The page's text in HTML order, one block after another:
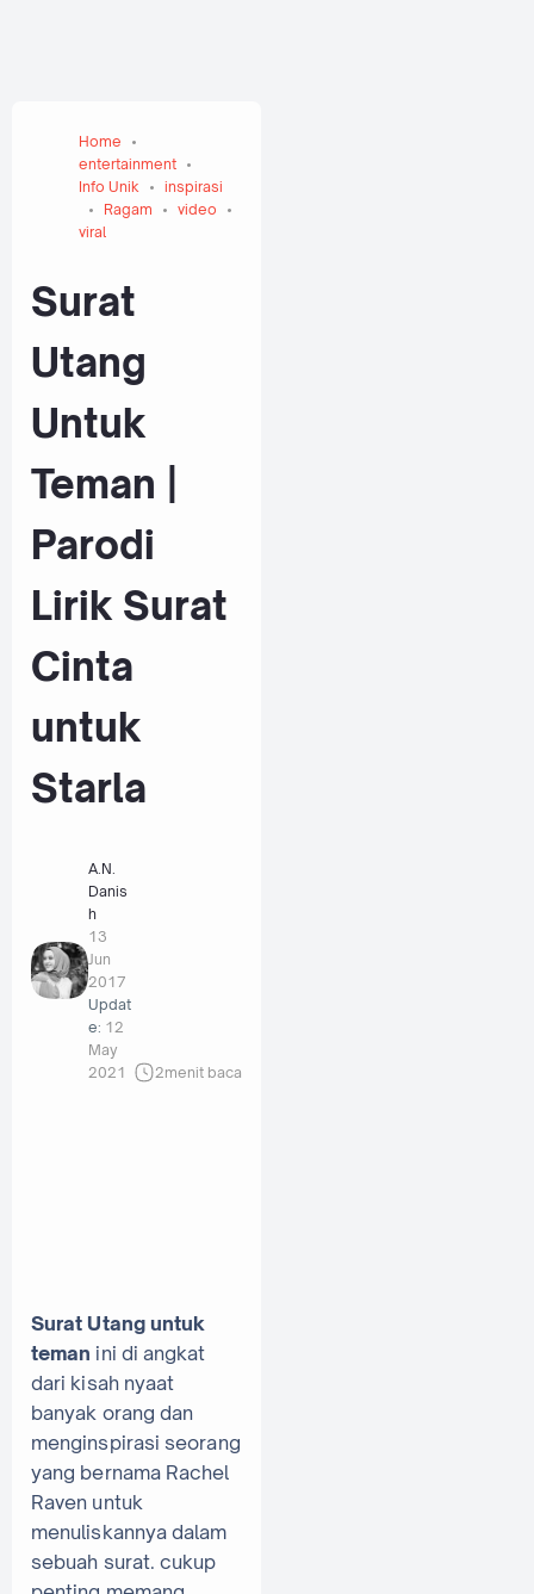
Home
entertainment
Info Unik
inspirasi
Ragam
video
viral
Surat
Utang
Untuk
Teman |
Parodi
Lirik Surat
Cinta
untuk
Starla
A.N.
Danis
h
13
Jun
2017
Updat
e: 12
May
2021
2menit baca
Surat Utang untuk
teman ini di angkat
dari kisah nyaat
banyak orang dan
menginspirasi seorang
yang bernama Rachel
Raven untuk
menuliskannya dalam
sebuah surat. cukup